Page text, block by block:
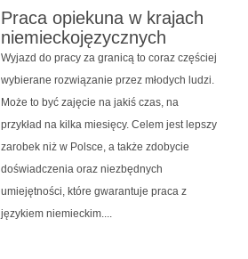
Praca opiekuna w krajach
niemieckojęzycznych
Wyjazd do pracy za granicą to coraz częściej
wybierane rozwiązanie przez młodych ludzi.
Może to być zajęcie na jakiś czas, na
przykład na kilka miesięcy. Celem jest lepszy
zarobek niż w Polsce, a także zdobycie
doświadczenia oraz niezbędnych
umiejętności, które gwarantuje praca z
językiem niemieckim....